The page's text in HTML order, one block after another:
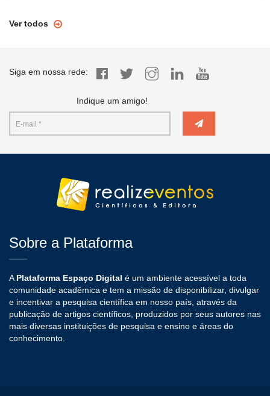
Ver todos
Siga em nossa rede:
Indique um amigo!
Sobre a Plataforma
A Plataforma Espaço Digital é um ambiente acessível a toda
comunidade acadêmica e tem a missão de disponibilizar, divulgar
e incentivar a pesquisa científica em nosso país, através da
publicação de artigos científicos, produzidos por seus autores nas
mais diversas instituições de pesquisa e ensino e áreas do
conhecimento.